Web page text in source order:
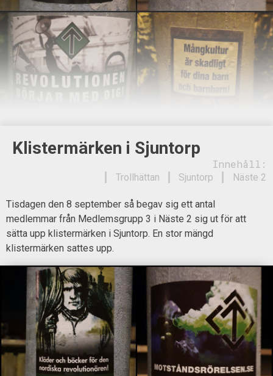
Klistermärken i Sjuntorp
Innehåll:
Näste 2
Sjuntorp
Trollhättan
Tisdagen den 8 september så begav sig ett antal
medlemmar från Medlemsgrupp 3 i Näste 2 sig ut för att
sätta upp klistermärken i Sjuntorp. En stor mängd
klistermärken sattes upp.